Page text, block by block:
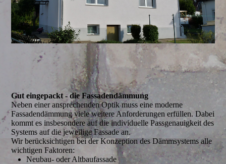
Gut eingepackt - die Fassadendämmung
Neben einer ansprechenden Optik muss eine moderne
Fassadendämmung viele weitere Anforderungen erfüllen. Dabei
kommt es insbesondere auf die individuelle Passgenauigkeit des
Systems auf die jeweilige Fassade an.
Wir berücksichtigen bei der Konzeption des Dämmsystems alle
wichtigen Faktoren:
Neubau- oder Altbaufassade